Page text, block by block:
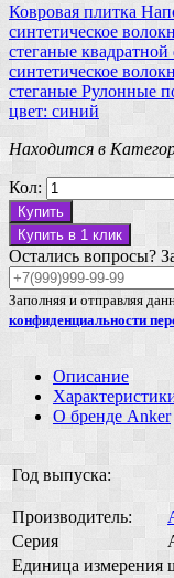
Ковровая плитка
синтетическое
стеганые
синтетическое
стеганые Рулонные
цвет: синий
Находится в
Кол:
Купить
Купить в 1 клик
Остались вопросы?
Заполняя и отправляя
конфиденциальности
Описание
О бренде Anker
Год выпуска:
Производитель:
Серия
Единица измерения